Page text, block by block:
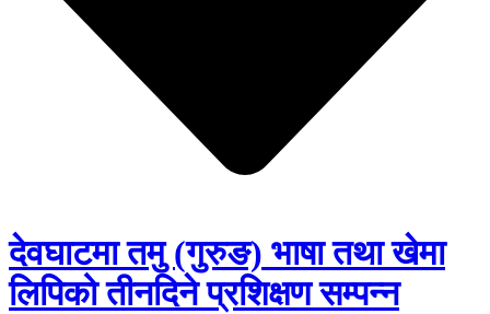
देवघाटमा तमु (गुरुङ) भाषा तथा खेमा
लिपिको तीनदिने प्रशिक्षण सम्पन्न